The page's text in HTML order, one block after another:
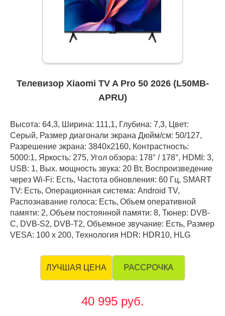
Телевизор Xiaomi TV A Pro 50 2026 (L50MB-
APRU)
Высота: 64,3, Ширина: 111,1, Глубина: 7,3, Цвет:
Серый, Размер диагонали экрана Дюйм/см: 50/127,
Разрешение экрана: 3840x2160, Контрастность:
5000:1, Яркость: 275, Угол обзора: 178° / 178°, HDMI: 3,
USB: 1, Вых. мощность звука: 20 Вт, Воспроизведение
через Wi-Fi: Есть, Частота обновления: 60 Гц, SMART
TV: Есть, Операционная система: Android TV,
Распознавание голоса: Есть, Объем оперативной
памяти: 2, Объем постоянной памяти: 8, Тюнер: DVB-
C, DVB-S2, DVB-T2, Объемное звучание: Есть, Размер
VESA: 100 х 200, Технология HDR: HDR10, HLG
ЛУЧШАЯ ЦЕНА РАССРОЧКА
40 995 руб.